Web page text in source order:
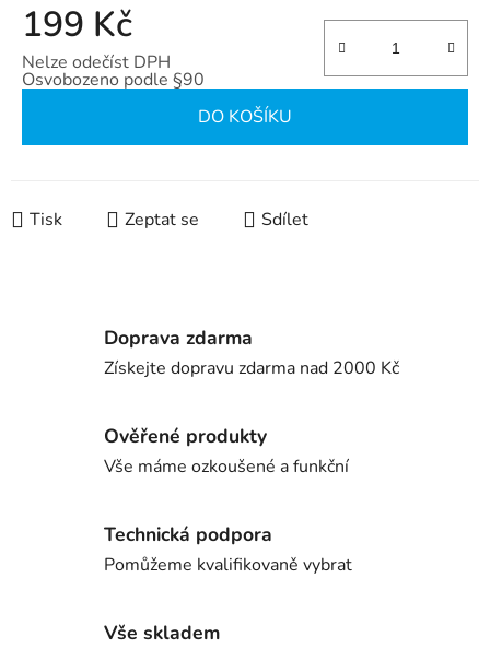
199 Kč
Nelze odečíst DPH
Osvobozeno podle §90
DO KOŠÍKU
Tisk Zeptat se Sdílet
Doprava zdarma
Získejte dopravu zdarma nad 2000 Kč
Ověřené produkty
Vše máme ozkoušené a funkční
Technická podpora
Pomůžeme kvalifikovaně vybrat
Vše skladem